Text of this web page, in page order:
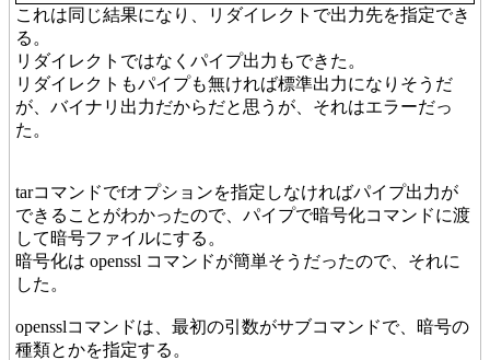
これは同じ結果になり、リダイレクトで出力先を指定でき
る。
リダイレクトではなくパイプ出力もできた。
リダイレクトもパイプも無ければ標準出力になりそうだ
が、バイナリ出力だからだと思うが、それはエラーだっ
た。
tarコマンドでfオプションを指定しなければパイプ出力が
できることがわかったので、パイプで暗号化コマンドに渡
して暗号ファイルにする。
暗号化は openssl コマンドが簡単そうだったので、それに
した。
opensslコマンドは、最初の引数がサブコマンドで、暗号の
種類とかを指定する。